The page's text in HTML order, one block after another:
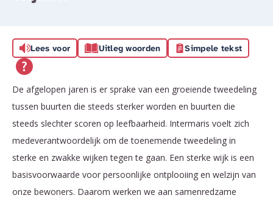
Lees voor Uitleg woorden Simpele tekst
De afgelopen jaren is er sprake van een groeiende tweedeling
tussen buurten die steeds sterker worden en buurten die
steeds slechter scoren op leefbaarheid. Intermaris voelt zich
medeverantwoordelijk om de toenemende tweedeling in
sterke en zwakke wijken tegen te gaan. Een sterke wijk is een
basisvoorwaarde voor persoonlijke ontplooiing en welzijn van
onze bewoners. Daarom werken we aan samenredzame